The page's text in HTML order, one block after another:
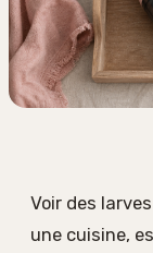
Voir des
une cuisine,